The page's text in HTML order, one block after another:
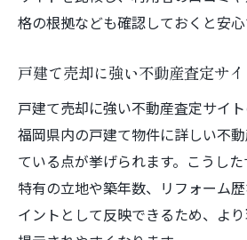
格の根拠なども確認しておくと安心
戸建て売却に強い不動産査定サ
戸建て売却に強い不動産査定サイ
福岡県内の戸建て物件に詳しい不
ている点が挙げられます。こうし
特有の立地や築年数、リフォーム
イントとして反映できるため、よ